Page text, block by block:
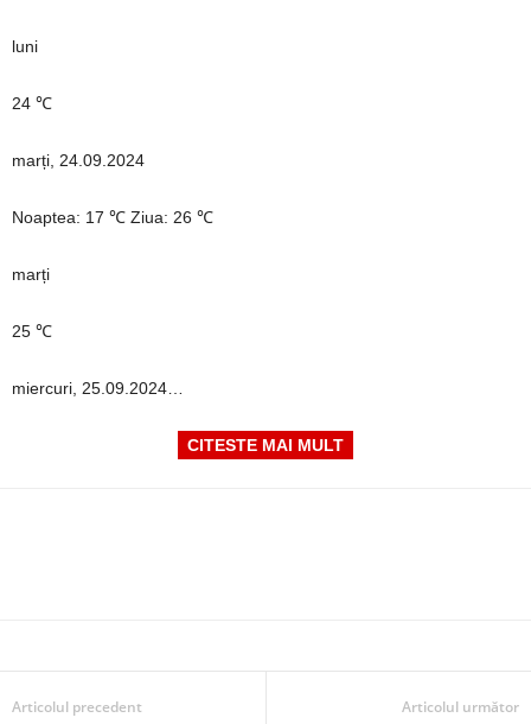
luni
24 ℃
marți, 24.09.2024
Noaptea: 17 ℃ Ziua: 26 ℃
marți
25 ℃
miercuri, 25.09.2024…
CITESTE MAI MULT
Articolul precedent Articolul următor